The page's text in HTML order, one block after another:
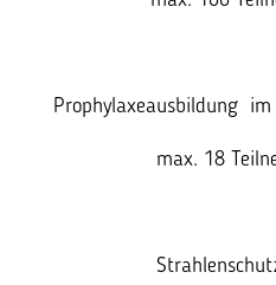
Prophylaxeausbildung im
max. 18